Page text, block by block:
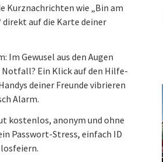
Kurznachrichten wie „Bin am
direkt auf die Karte deiner
Im Gewusel aus den Augen
Ein Klick auf den Hilfe-
deiner Freunde vibrieren
Alarm.
kostenlos, anonym und ohne
Passwort-Stress, einfach ID